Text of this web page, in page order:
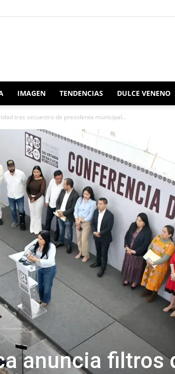
Redacción
Oaxaca
IMAGEN TENDENCIAS DULCE VENENO
tras secuestro de presidenta municipal...
anuncia filtros